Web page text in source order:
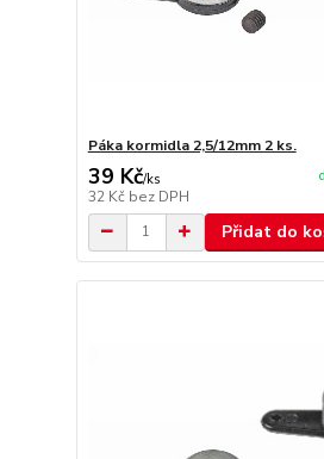
Páka kormidla 2,5/12mm 2 ks.
39 Kč/ks
32 Kč bez DPH
Přidat do